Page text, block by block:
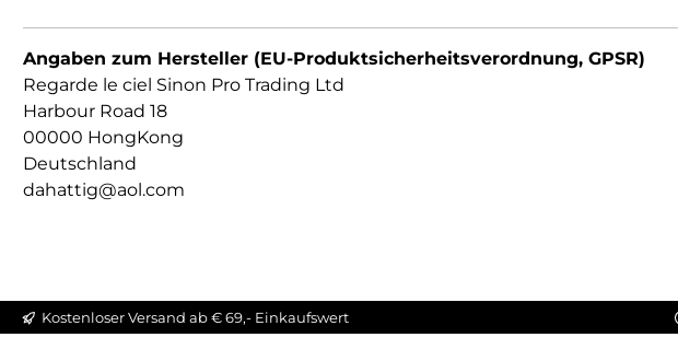
Angaben zum Hersteller (EU-Produktsicherheitsverordnung, GPSR)
Regarde le ciel Sinon Pro Trading Ltd
Harbour Road 18
00000 HongKong
Deutschland
dahattig@aol.com
Kostenloser Versand ab € 69,- Einkaufswert